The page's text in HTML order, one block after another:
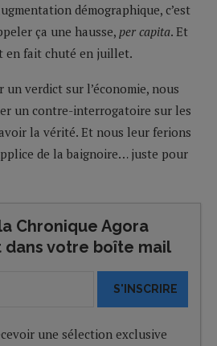
démographique, c’est
ça une hausse, per capita. Et
en fait chuté en juillet.
verdict sur l’économie, nous
un contre-interrogatoire sur les
la vérité. Et nous leur ferions
de la baignoire… juste pour
Chronique Agora
votre boîte mail
S'INSCRIRE
une sélection exclusive